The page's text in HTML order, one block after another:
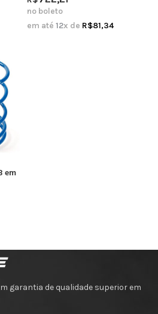
no boleto
em até 12x de R$81,34
em
garantia de qualidade superior em